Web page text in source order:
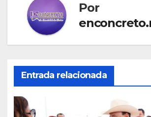
Por
Entrada relacionada